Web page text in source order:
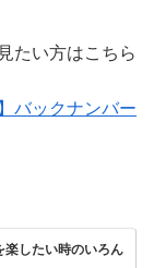
たい方はこちら
バックナンバー
楽したい時のいろん